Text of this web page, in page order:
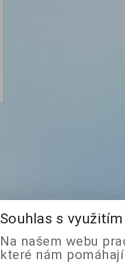
Souhlas s
Na našem webu
které nám